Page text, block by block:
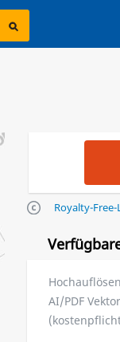
Royalty-Free-
AI/PDF